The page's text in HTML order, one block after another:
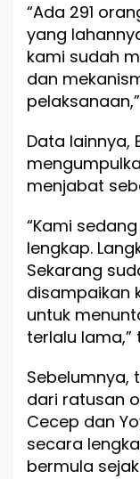
“Ada 291
yang
kami sudah
dan
Data lainnya,
menjabat
“Kami
lengkap.
Sekarang
disampaikan
untuk
terlalu lama,”
Sebelumnya,
dari ratusan
Cecep dan
secara
bermula